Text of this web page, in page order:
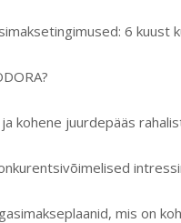
6 kuust
kohene juurdepääs
mis on